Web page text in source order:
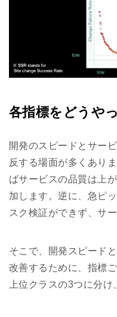
各指標をどうや
開発のスピードとサー
反する場面が多くあり
ばサービスの品質は上
加します。逆に、急ピ
スク検証ができず、サ
そこで、開発スピード
改善するために、指標
上位クラスの3つに分け